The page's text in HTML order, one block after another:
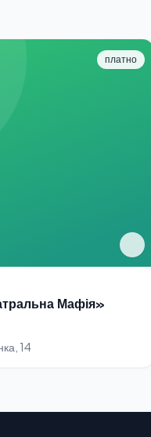
платно
Мафія»
14